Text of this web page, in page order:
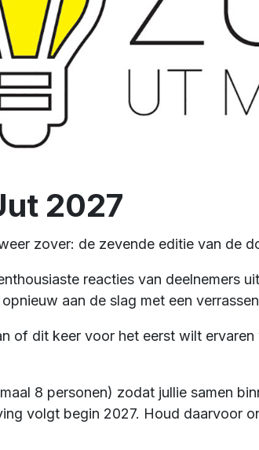
2027
zover: de zevende editie van de
reacties van deelnemers
aan de slag met een
of dit keer voor het eerst wilt
8 personen) zodat jullie samen
volgt begin 2027. Houd daarvoor